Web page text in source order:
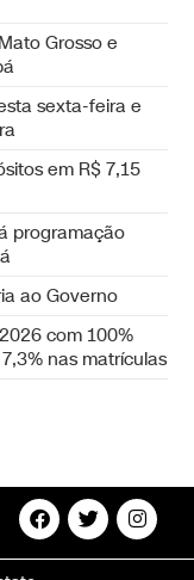
Grosso e
sexta-feira e
em R$ 7,15
programação
ao Governo
com 100%
nas matrículas